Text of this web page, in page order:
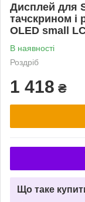
Дисплей для
тачскрином і
OLED small
В наявності
Роздріб
1 418 ₴
Що таке